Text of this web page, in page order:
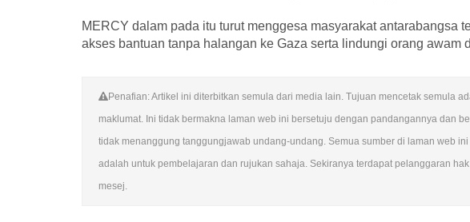
MERCY dalam pada itu turut menggesa masyarakat antarabangsa
akses bantuan tanpa halangan ke Gaza serta lindungi orang awam
Penafian: Artikel ini diterbitkan semula dari media lain. Tujuan mencetak semula
maklumat. Ini tidak bermakna laman web ini bersetuju dengan pandangannya dan
tidak menanggung tanggungjawab undang-undang. Semua sumber di laman web
adalah untuk pembelajaran dan rujukan sahaja. Sekiranya terdapat pelanggaran
mesej.